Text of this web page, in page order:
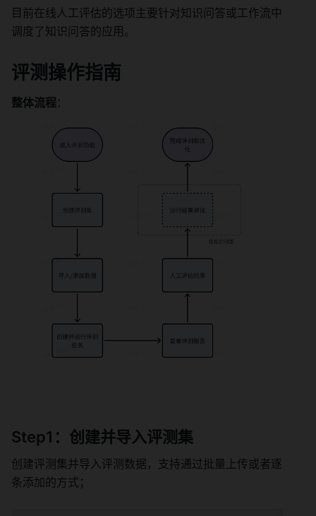
目前在线人工评估的选项主要针对知识问答或工作流中
调度了知识问答的应用。
评测操作指南
整体流程：
Step1：创建并导入评测集
创建评测集并导入评测数据，支持通过批量上传或者逐
条添加的方式；